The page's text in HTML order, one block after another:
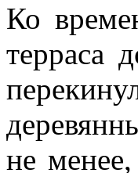
Ко
терраса
не